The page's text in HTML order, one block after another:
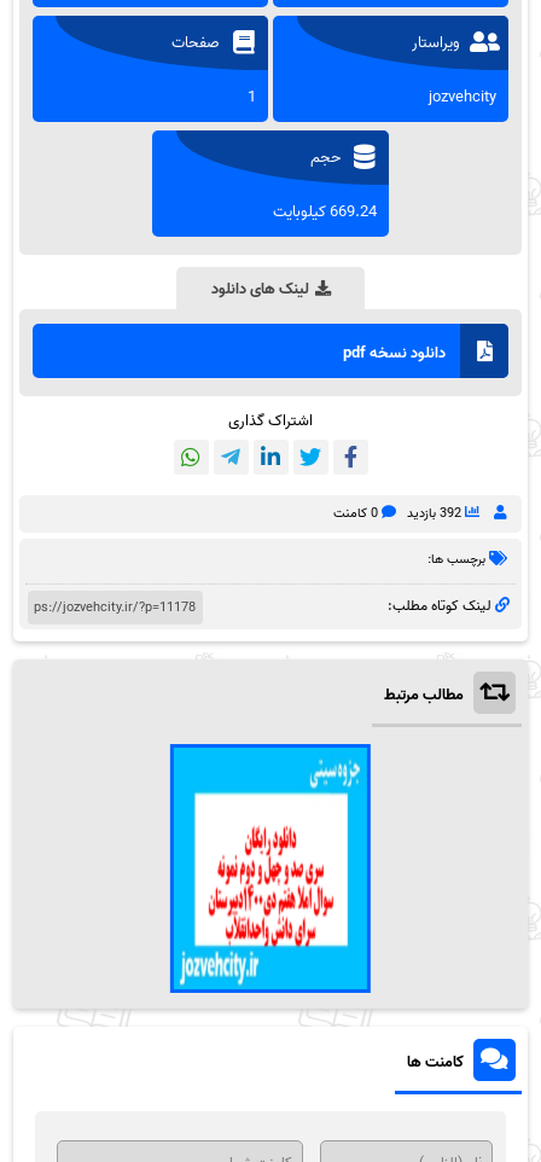
ویراستار
jozvehcity
صفحات
1
حجم
669.24 کیلوبایت
لینک های دانلود
دانلود نسخه pdf
اشتراک گذاری
392 بازدید 0 کامنت
برچسب ها:
لینک کوتاه مطلب:
مطالب مرتبط
کامنت ها